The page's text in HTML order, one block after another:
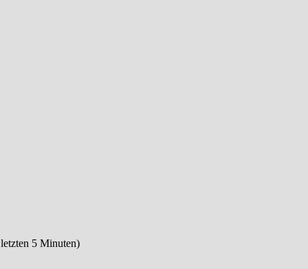
5 Minuten)